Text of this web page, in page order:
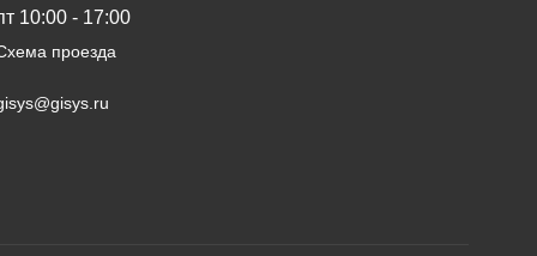
10:00 - 17:00
проезда